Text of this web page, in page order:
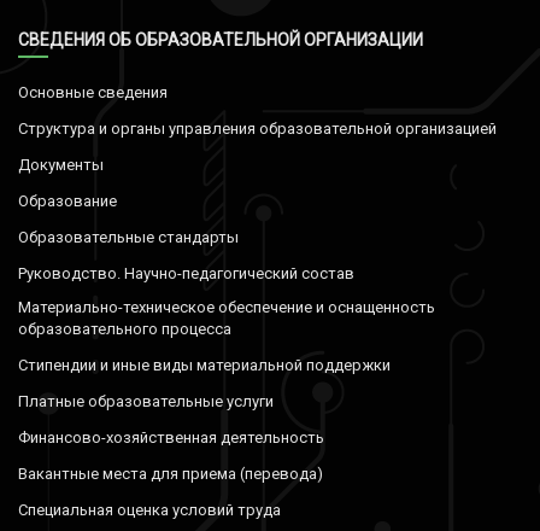
СВЕДЕНИЯ ОБ ОБРАЗОВАТЕЛЬНОЙ ОРГАНИЗАЦИИ
Основные сведения
Структура и органы управления образовательной организацией
Документы
Образование
Образовательные стандарты
Руководство. Научно-педагогический состав
Материально-техническое обеспечение и оснащенность
образовательного процесса
Стипендии и иные виды материальной поддержки
Платные образовательные услуги
Финансово-хозяйственная деятельность
Вакантные места для приема (перевода)
Специальная оценка условий труда